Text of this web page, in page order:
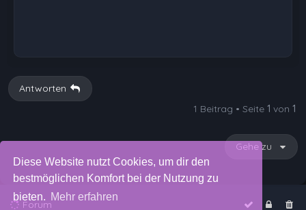
Diese Website nutzt Cookies, um dir den
bestmöglichen Komfort bei der Nutzung zu
bieten. Mehr erfahren
Antworten
1 Beitrag • Seite 1 von 1
Gehe zu
Forum